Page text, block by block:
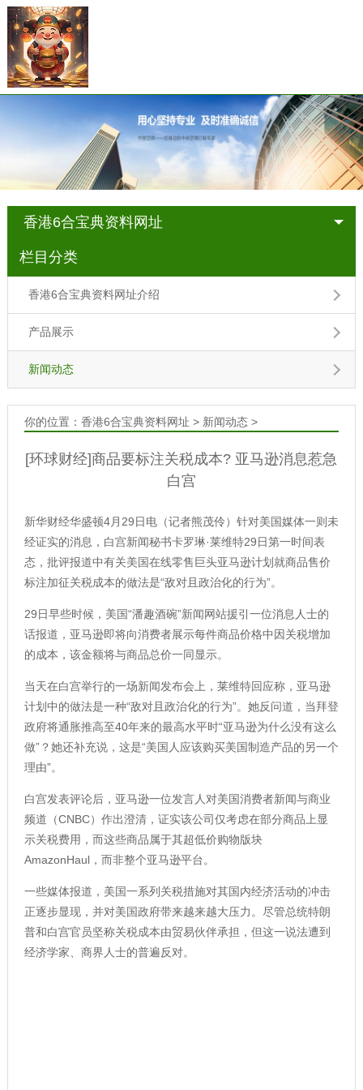
香港6合宝典资料网址
栏目分类
香港6合宝典资料网址介绍
产品展示
新闻动态
你的位置： 香港6合宝典资料网址 > 新闻动态>
[环球财经]商品要标注关税成本? 亚马逊消息惹急
白宫
新华财经华盛顿4月29日电（记者熊茂伶）针对美国媒体一则未
经证实的消息，白宫新闻秘书卡罗琳·莱维特29日第一时间表
态，批评报道中有关美国在线零售巨头亚马逊计划就商品售价
标注加征关税成本的做法是“敌对且政治化的行为”。
29日早些时候，美国“潘趣酒碗”新闻网站援引一位消息人士的
话报道，亚马逊即将向消费者展示每件商品价格中因关税增加
的成本，该金额将与商品总价一同显示。
当天在白宫举行的一场新闻发布会上，莱维特回应称，亚马逊
计划中的做法是一种“敌对且政治化的行为”。她反问道，当拜登
政府将通胀推高至40年来的最高水平时“亚马逊为什么没有这么
做”？她还补充说，这是“美国人应该购买美国制造产品的另一个
理由”。
白宫发表评论后，亚马逊一位发言人对美国消费者新闻与商业
频道（CNBC）作出澄清，证实该公司仅考虑在部分商品上显
示关税费用，而这些商品属于其超低价购物版块
AmazonHaul，而非整个亚马逊平台。
一些媒体报道，美国一系列关税措施对其国内经济活动的冲击
正逐步显现，并对美国政府带来越来越大压力。尽管总统特朗
普和白宫官员坚称关税成本由贸易伙伴承担，但这一说法遭到
经济学家、商界人士的普遍反对。